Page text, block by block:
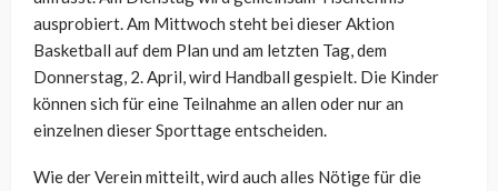
ausprobiert. Am Mittwoch steht bei dieser Aktion
Basketball auf dem Plan und am letzten Tag, dem
Donnerstag, 2. April, wird Handball gespielt. Die Kinder
können sich für eine Teilnahme an allen oder nur an
einzelnen dieser Sporttage entscheiden.
Wie der Verein mitteilt, wird auch alles Nötige für die